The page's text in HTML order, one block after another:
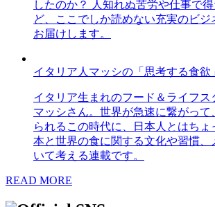
したのか？ 人知れぬ苦労や仕事で
ど、ここでしか読めない充実のビジ
お届けします。
イタリア人マッシの「思考する食欲
イタリア生まれのフード＆ライフス
マッシさん。世界が急速に繋がって
られるこの時代に、日本人とはちょ
本と世界の食に関する文化や習慣、
いて考える連載です。
READ MORE